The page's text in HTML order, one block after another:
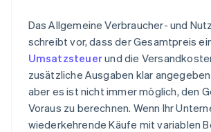
Das Allgemeine Verbraucher- und
schreibt vor, dass der Gesamtpreis
Umsatzsteuerund die
zusätzliche Ausgaben klar
aber es ist nicht immer möglich, den
Voraus zu berechnen. Wenn Ihr
wiederkehrende Käufe mit variablen